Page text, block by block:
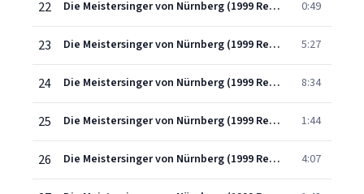
22 Die Meistersinger von Nürnberg (1999 Remastered Version), Act Two, Scene Three: Zeig' her! - 's ist gut (Sachs/David) 0:49
23 Die Meistersinger von Nürnberg (1999 Remastered Version), Act Two, Scene Three: Was duftet doch der Flieder (Sachs) 5:27
24 Die Meistersinger von Nürnberg (1999 Remastered Version), Act Two, Scene Four: Gut'n Abend. Meister! (Eva/Sachs/Magdalene) 8:34
25 Die Meistersinger von Nürnberg (1999 Remastered Version), Act Two, Scene Four: Hilf Gott! wo bliebst du nur so spat? (Magdalene/Eva/Pogner) 1:44
26 Die Meistersinger von Nürnberg (1999 Remastered Version), Act Two, Scene Five: Da ist er! (Eva/Magdalene/Walther) 4:07